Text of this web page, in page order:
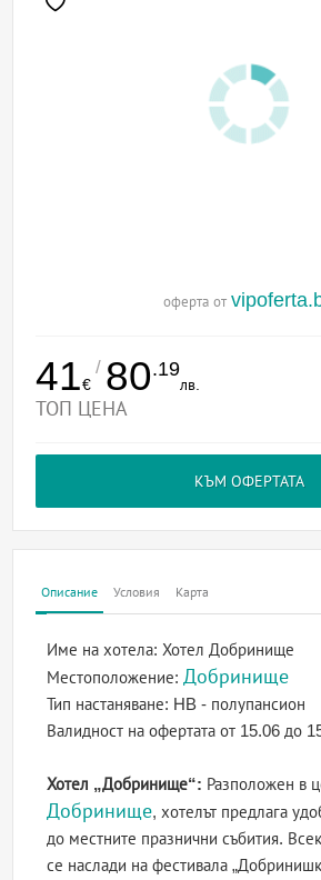
оферта от
41€
/ 80.19
лв.
ТОП ЦЕНА
КЪМ ОФЕРТАТА
Описание Условия Карта
Име на хотела: Хотел Добринище
Местоположение: Добринище
Тип настаняване: HB - полупансион
Валидност на офертатаот 15.06 до
Хотел „Добринище“: Разположен в
Добринище, хотелът предлага
до местните празнични събития.
се наслади на фестивала